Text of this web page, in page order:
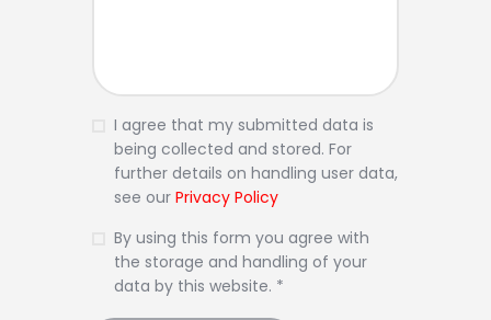
I agree that my submitted data is
being collected and stored. For
further details on handling user data,
see our Privacy Policy
By using this form you agree with
the storage and handling of your
data by this website. *